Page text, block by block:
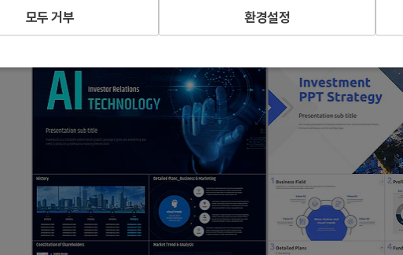
투자유치 피치덱 표준목차 프레젠테이션 템플릿 - 스타트업 투자유치 IR 템플릿
#투자유치/ IR #투자유치/ IR
모두 거부 환경설정